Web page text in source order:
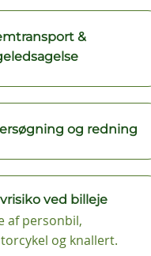
&
og redning
ved billeje
af personbil,
og knallert.